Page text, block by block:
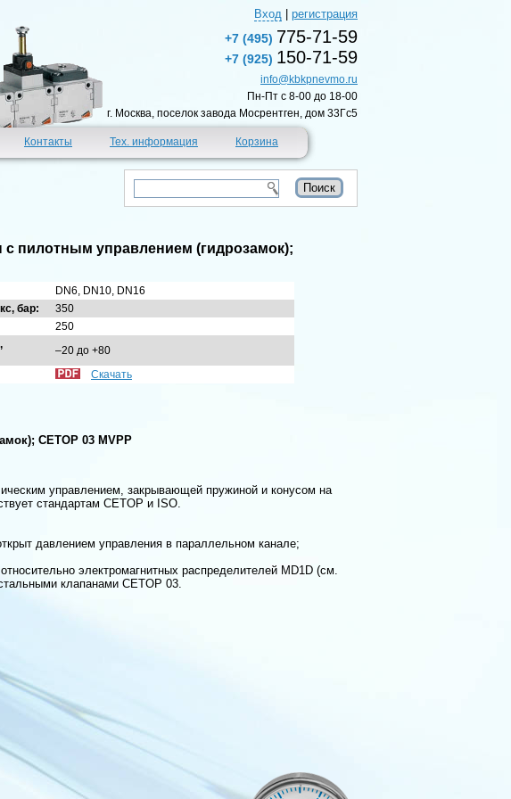
Вход регистрация
+7 (495) 775-71-59
+7 (925) 150-71-59
info@kbkpnevmo.ru
Пн-Пт c 8-00 до 18-00
г. Москва, поселок завода Мосрентген, дом 33Гс5
Контакты Тех. информация Корзина
пилотным управлением (гидрозамок);
DN6, DN10, DN16
бар:
350
250
–20 до +80
Скачать
СЕТОР 03 MVPP
управлением, закрывающей пружиной и конусом на
стандартам CETOP и ISO.
давлением управления в параллельном канале;
электромагнитных распределителей MD1D (см.
клапанами CETOP 03.